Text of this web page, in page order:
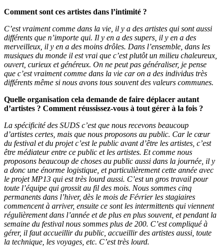
Comment sont ces artistes dans l’intimité ?
C’est vraiment comme dans la vie, il y a des artistes qui sont aussi
différents que n’importe qui. Il y en a des supers, il y en a des
merveilleux, il y en a des moins drôles. Dans l’ensemble, dans les
musiques du monde il est vrai que c’est plutôt un milieu chaleureux,
ouvert, curieux et généreux. On ne peut pas généraliser, je pense
que c’est vraiment comme dans la vie car on a des individus très
différents même si nous avons tous souvent des valeurs communes.
Quelle organisation cela demande de faire déplacer autant
d’artistes ? Comment réussissez-vous à tout gérer à la fois ?
La spécificité des SUDS c’est que nous recevons beaucoup
d’artistes certes, mais que nous proposons au public. Car le cœur
du festival et du projet c’est le public avant d’être les artistes, c’est
être médiateur entre ce public et les artistes. Et comme nous
proposons beaucoup de choses au public aussi dans la journée, il y
a donc une énorme logistique, et particulièrement cette année avec
le projet MP13 qui est très lourd aussi. C’est un gros travail pour
toute l’équipe qui grossit au fil des mois. Nous sommes cinq
permanents dans l’hiver, dès le mois de Février les stagiaires
commencent à arriver, ensuite ce sont les intermittents qui viennent
régulièrement dans l’année et de plus en plus souvent, et pendant la
semaine du festival nous sommes plus de 200. C’est compliqué à
gérer, il faut accueillir du public, accueillir des artistes aussi, toute
la technique, les voyages, etc. C’est très lourd.